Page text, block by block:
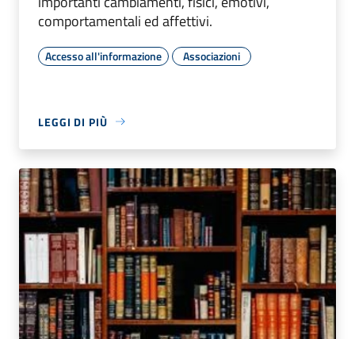
comportamentali ed affettivi.
Accesso all'informazione Associazioni
LEGGI DI PIÙ